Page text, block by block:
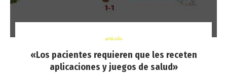
artículo
«Los pacientes requieren que les receten
aplicaciones y juegos de salud»